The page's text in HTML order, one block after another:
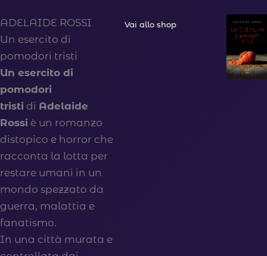
ADELAIDE ROSSI
Un esercito di
pomodori tristi
Un esercito di
pomodori
tristi di Adelaide
Rossi è un romanzo
distopico e horror che
racconta la lotta per
restare umani in un
mondo spezzato da
guerra, malattia e
fanatismo.
In una città murata e
Vai allo shop